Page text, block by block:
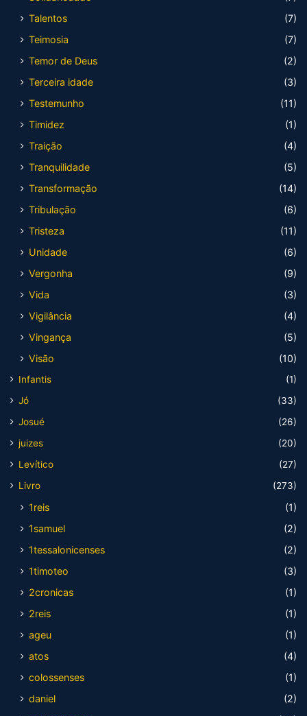
Talentos
(7)
Teimosia
(7)
Temor de Deus
(2)
Terceira idade
(3)
Testemunho
(11)
Timidez
(1)
Traição
(4)
Tranquilidade
(5)
Transformação
(14)
Tribulação
(6)
Tristeza
(11)
Unidade
(6)
Vergonha
(9)
Vida
(3)
Vigilância
(4)
Vingança
(5)
Visão
(10)
Infantis
(1)
Jó
(33)
Josué
(26)
juizes
(20)
Levítico
(27)
Livro
(273)
1reis
(1)
1samuel
(2)
1tessalonicenses
(2)
1timoteo
(3)
2cronicas
(1)
2reis
(1)
ageu
(1)
atos
(4)
colossenses
(1)
daniel
(2)